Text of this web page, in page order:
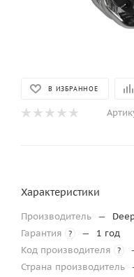
В ИЗБРАННОЕ
Характеристики
Производитель —
Гарантия
? —
1 год
Код производителя
?
Страна производитель